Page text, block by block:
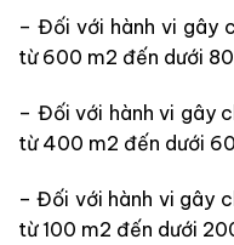
– Đối với hành vi gây
từ 600 m2 đến dưới
– Đối với hành vi gây
từ 400 m2 đến dưới
– Đối với hành vi gây
từ 100 m2 đến dưới